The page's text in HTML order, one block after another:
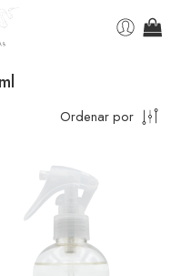
Ordenar por